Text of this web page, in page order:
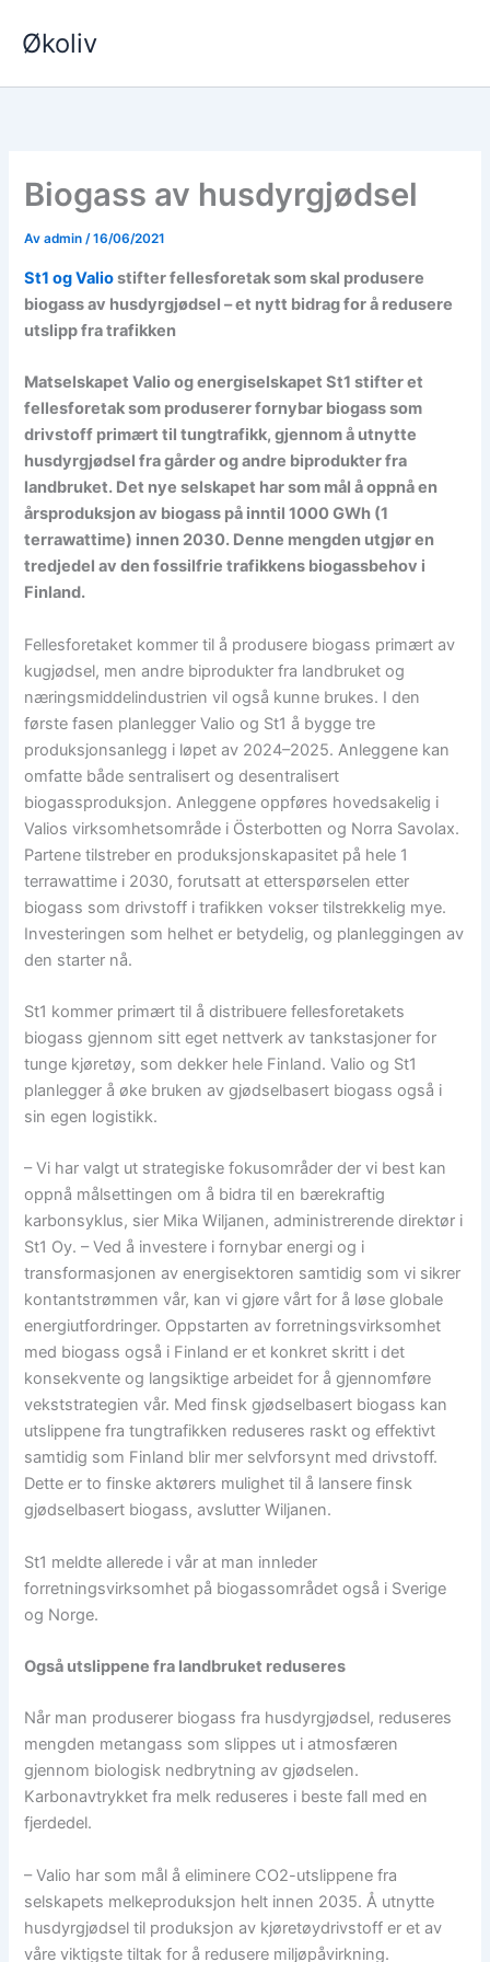
rett
innholdet
Økoliv
Biogass av husdyrgjødsel
Av admin/16/06/2021
St1 og Valiostifter fellesforetak som skal produsere
biogass av husdyrgjødsel – et nytt bidrag for å redusere
utslipp fra trafikken
Matselskapet Valio og energiselskapet St1 stifter et
fellesforetak som produserer fornybar biogass som
drivstoff primært til tungtrafikk, gjennom å utnytte
husdyrgjødsel fra gårder og andre biprodukter fra
landbruket. Det nye selskapet har som mål å oppnå en
årsproduksjon av biogass på inntil 1000 GWh (1
terrawattime) innen 2030. Denne mengden utgjør en
tredjedel av den fossilfrie trafikkens biogassbehov i
Finland.
Fellesforetaket kommer til å produsere biogass primært av
kugjødsel, men andre biprodukter fra landbruket og
næringsmiddelindustrien vil også kunne brukes. I den
første fasen planlegger Valio og St1 å bygge tre
produksjonsanlegg i løpet av 2024–2025. Anleggene kan
omfatte både sentralisert og desentralisert
biogassproduksjon. Anleggene oppføres hovedsakelig i
Valios virksomhetsområde i Österbotten og Norra Savolax.
Partene tilstreber en produksjonskapasitet på hele 1
terrawattime i 2030, forutsatt at etterspørselen etter
biogass som drivstoff i trafikken vokser tilstrekkelig mye.
Investeringen som helhet er betydelig, og planleggingen av
den starter nå.
St1 kommer primært til å distribuere fellesforetakets
biogass gjennom sitt eget nettverk av tankstasjoner for
tunge kjøretøy, som dekker hele Finland. Valio og St1
planlegger å øke bruken av gjødselbasert biogass også i
sin egen logistikk.
– Vi har valgt ut strategiske fokusområder der vi best kan
oppnå målsettingen om å bidra til en bærekraftig
karbonsyklus, sier Mika Wiljanen, administrerende direktør i
St1 Oy. – Ved å investere i fornybar energi og i
transformasjonen av energisektoren samtidig som vi sikrer
kontantstrømmen vår, kan vi gjøre vårt for å løse globale
energiutfordringer. Oppstarten av forretningsvirksomhet
med biogass også i Finland er et konkret skritt i det
konsekvente og langsiktige arbeidet for å gjennomføre
vekststrategien vår. Med finsk gjødselbasert biogass kan
utslippene fra tungtrafikken reduseres raskt og effektivt
samtidig som Finland blir mer selvforsynt med drivstoff.
Dette er to finske aktørers mulighet til å lansere finsk
gjødselbasert biogass, avslutter Wiljanen.
St1 meldte allerede i vår at man innleder
forretningsvirksomhet på biogassområdet også i Sverige
og Norge.
Også utslippene fra landbruket reduseres
Når man produserer biogass fra husdyrgjødsel, reduseres
mengden metangass som slippes ut i atmosfæren
gjennom biologisk nedbrytning av gjødselen.
Karbonavtrykket fra melk reduseres i beste fall med en
fjerdedel.
– Valio har som mål å eliminere CO2-utslippene fra
selskapets melkeproduksjon helt innen 2035. Å utnytte
husdyrgjødsel til produksjon av kjøretøydrivstoff er et av
våre viktigste tiltak for å redusere miljøpåvirkning.